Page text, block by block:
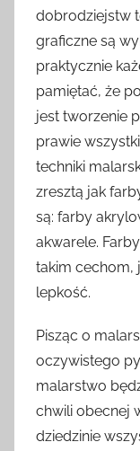
dobrodziejstw
graficzne są
praktycznie
pamiętać, że
jest tworzenie
prawie
techniki
zresztą jak
są: farby
akwarele.
takim cechom,
lepkość.
Pisząc o
oczywistego
malarstwo
chwili obecnej
dziedzinie